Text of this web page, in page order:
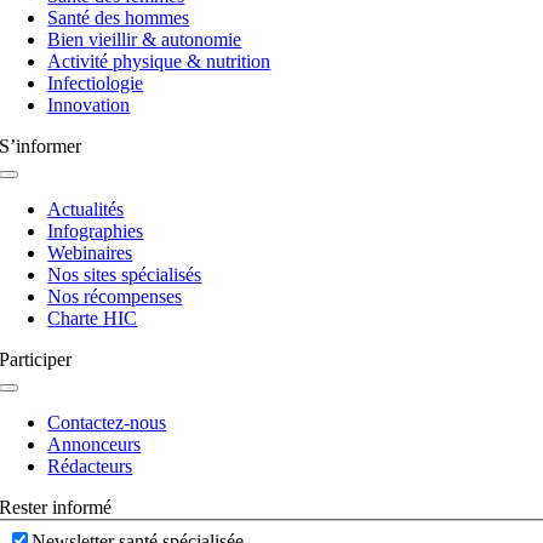
bascule
Santé des hommes
Bien vieillir & autonomie
Activité physique & nutrition
Infectiologie
Innovation
S’informer
Navigation
basculeActualités
Infographies
Webinaires
Nos sites spécialisés
Nos récompenses
Charte HIC
Participer
Navigation
basculeContactez-nous
Annonceurs
Rédacteurs
Rester informé